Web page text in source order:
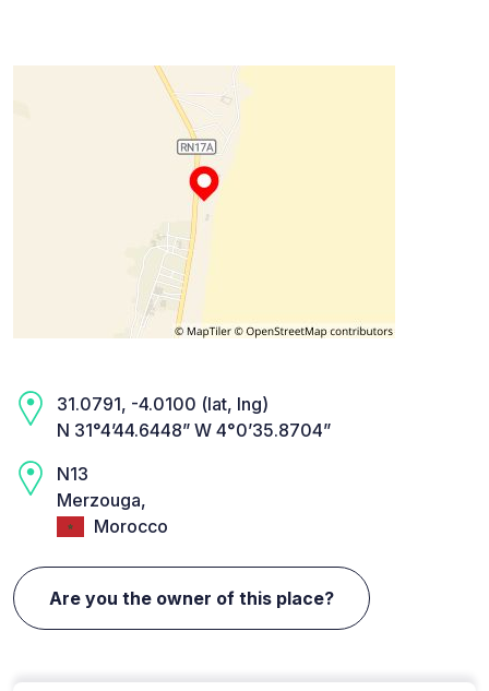
31.0791, -4.0100 (lat, lng)
N 31°4’44.6448” W 4°0’35.8704”
N13
Merzouga,
Morocco
Are you the owner of this place?